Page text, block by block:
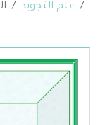
علم التجويد